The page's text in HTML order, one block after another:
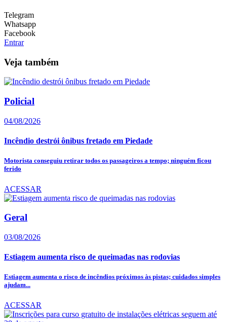
Telegram
Whatsapp
Facebook
Entrar
Veja também
Policial
04/08/2026
Incêndio destrói ônibus fretado em Piedade
Motorista conseguiu retirar todos os passageiros a tempo; ninguém ficou
ferido
ACESSAR
Geral
03/08/2026
Estiagem aumenta risco de queimadas nas rodovias
Estiagem aumenta o risco de incêndios próximos às pistas; cuidados simples
ajudam...
ACESSAR